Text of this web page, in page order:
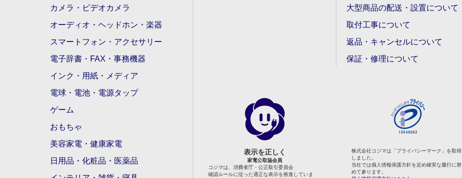
カメラ・ビデオカメラ
オーディオ・ヘッドホン・楽器
スマートフォン・アクセサリー
電子辞書・FAX・事務機器
インク・用紙・メディア
電球・電池・電源タップ
ゲーム
おもちゃ
美容家電・健康家電
日用品・化粧品・医薬品
大型商品の配送・設置について
取付工事について
返品・キャンセルについて
保証・修理について
表示を正しく
家電公取協会員
コジマは、消費者庁・公正取引委員会
確認ルールに従った適正な表示を推進していま
株式会社コジマは「プライバシーマーク」を取得
しました。
当社では個人情報保護方針を定め確実な履行に努
めて参ります。